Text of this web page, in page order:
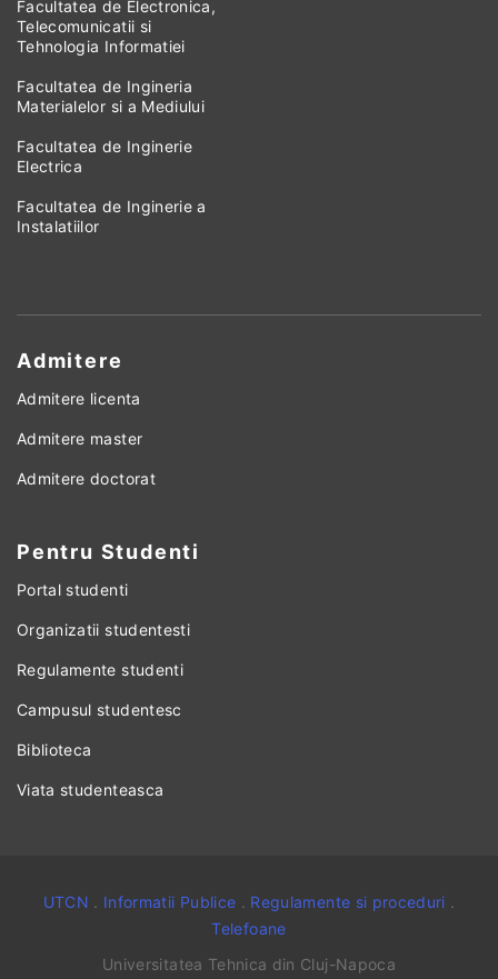
Facultatea de Electronica,
Telecomunicatii si
Tehnologia Informatiei
Facultatea de Ingineria
Materialelor si a Mediului
Facultatea de Inginerie
Electrica
Facultatea de Inginerie a
Instalatiilor
Admitere
Admitere licenta
Admitere master
Admitere doctorat
Pentru Studenti
Portal studenti
Organizatii studentesti
Regulamente studenti
Campusul studentesc
Biblioteca
Viata studenteasca
UTCN . Informatii Publice . Regulamente si proceduri .
Telefoane
Universitatea Tehnica din Cluj-Napoca